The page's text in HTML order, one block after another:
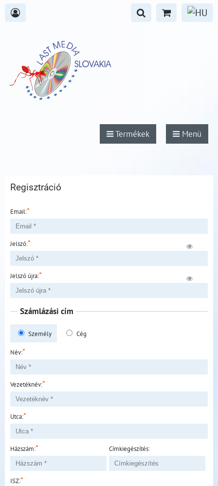
Termékek Menü
Regisztráció
Email:*
Jelszó:*
Jelszó újra:*
Számlázási cím
Személy Cég
Név:*
Vezetéknév:*
Utca:*
Házszám:* Címkiegészítés:
ISZ:*